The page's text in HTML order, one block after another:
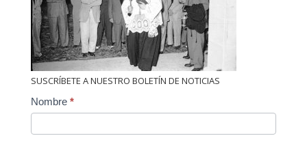
SUSCRÍBETE A NUESTRO BOLETÍN DE NOTICIAS
Contact
Nombre *